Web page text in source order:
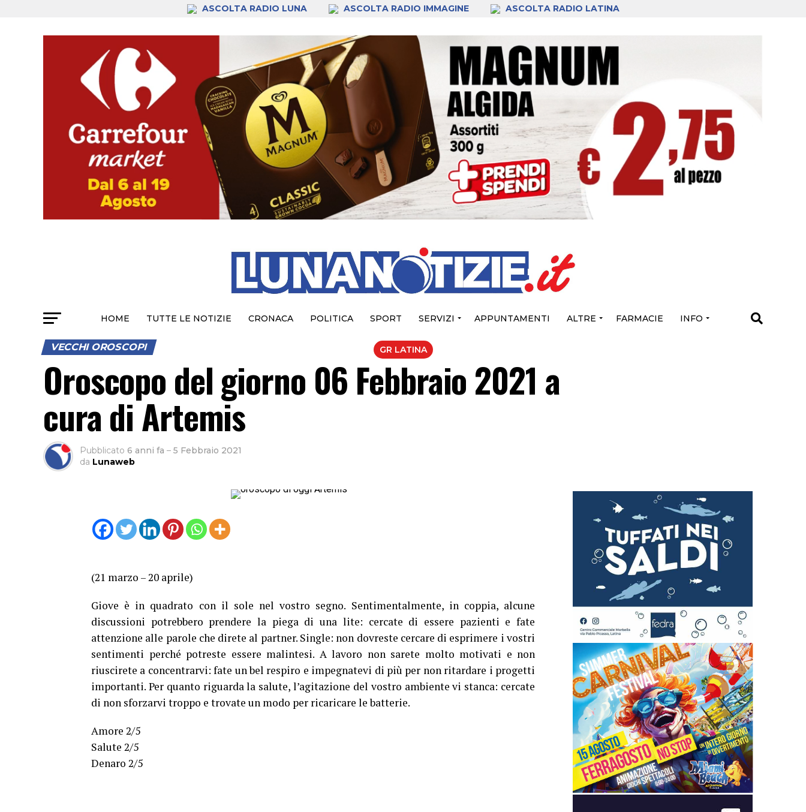
ASCOLTA RADIO LUNA ASCOLTA RADIO IMMAGINE ASCOLTA RADIO LATINA
HOME TUTTE LE NOTIZIE CRONACA POLITICA SPORT SERVIZI APPUNTAMENTI ALTRE FARMACIE INFO
GR LATINA
VECCHI OROSCOPI
Oroscopo del giorno 06 Febbraio 2021 a
cura di Artemis
Pubblicato 6 anni fa – 5 Febbraio 2021
da Lunaweb
(21 marzo – 20 aprile)
Giove è in quadrato con il sole nel vostro segno. Sentimentalmente, in coppia, alcune
discussioni potrebbero prendere la piega di una lite: cercate di essere pazienti e fate
attenzione alle parole che direte al partner. Single: non dovreste cercare di esprimere i vostri
sentimenti perché potreste essere malintesi. A lavoro non sarete molto motivati e non
riuscirete a concentrarvi: fate un bel respiro e impegnatevi di più per non ritardare i progetti
importanti. Per quanto riguarda la salute, l’agitazione del vostro ambiente vi stanca: cercate
di non sforzarvi troppo e trovate un modo per ricaricare le batterie.
Amore 2/5
Salute 2/5
Denaro 2/5